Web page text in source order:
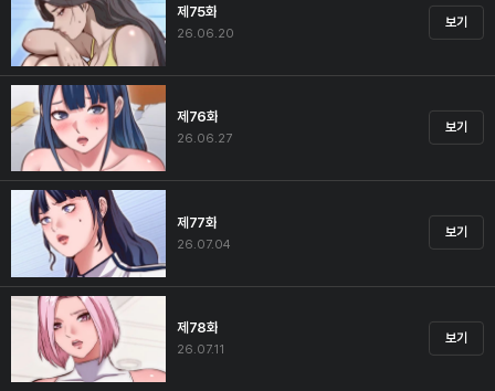
제75화
26.06.20
보기
제76화
26.06.27
보기
제77화
26.07.04
보기
제78화
26.07.11
보기